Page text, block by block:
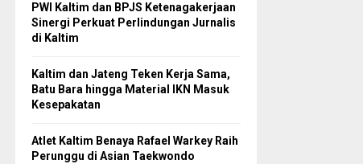
PWI Kaltim dan BPJS Ketenagakerjaan
Sinergi Perkuat Perlindungan Jurnalis
di Kaltim
Kaltim dan Jateng Teken Kerja Sama,
Batu Bara hingga Material IKN Masuk
Kesepakatan
Atlet Kaltim Benaya Rafael Warkey Raih
Perunggu di Asian Taekwondo